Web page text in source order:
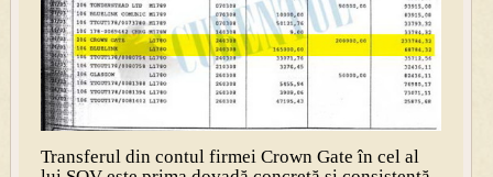
Transferul din contul firmei Crown Gate în cel al